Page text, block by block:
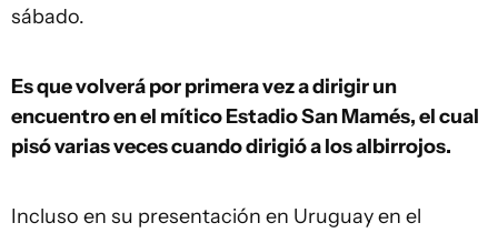
sábado.
Es que volverá por primera vez a dirigir un
encuentro en el mítico Estadio San Mamés, el cual
pisó varias veces cuando dirigió a los albirrojos.
Incluso en su presentación en Uruguay en el